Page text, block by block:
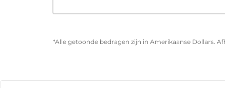
*Alle getoonde bedragen zijn in Amerikaanse Dollars.